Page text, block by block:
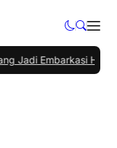
Embarkasi Haji|